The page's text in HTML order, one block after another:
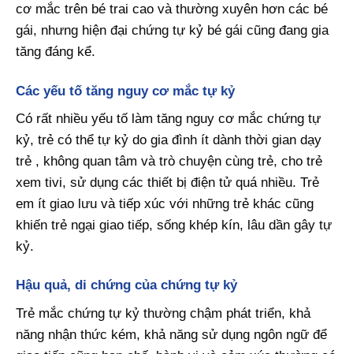
cơ mắc trên bé trai cao và thường xuyên hơn các bé
gái, nhưng hiện đại chứng tự kỷ bé gái cũng đang gia
tăng đáng kể.
Các yếu tố tăng nguy cơ mắc tự kỷ
Có rất nhiều yếu tố làm tăng nguy cơ mắc chứng tự
kỷ, trẻ có thể tự kỷ do gia đình ít dành thời gian dạy
trẻ , không quan tâm và trò chuyện cùng trẻ, cho trẻ
xem tivi, sử dụng các thiết bị điện tử quá nhiều. Trẻ
em ít giao lưu và tiếp xúc với những trẻ khác cũng
khiến trẻ ngại giao tiếp, sống khép kín, lâu dần gây tự
kỷ.
Hậu quả, di chứng của chứng tự kỷ
Trẻ mắc chứng tự kỷ thường chậm phát triển, khả
năng nhận thức kém, khả năng sử dụng ngôn ngữ để